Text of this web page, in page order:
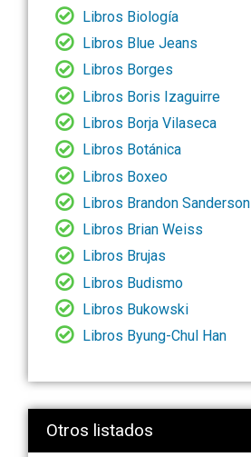
Libros Biología
Libros Blue Jeans
Libros Borges
Libros Boris Izaguirre
Libros Borja Vilaseca
Libros Botánica
Libros Boxeo
Libros Brandon Sanderson
Libros Brian Weiss
Libros Brujas
Libros Budismo
Libros Bukowski
Libros Byung-Chul Han
Otros listados